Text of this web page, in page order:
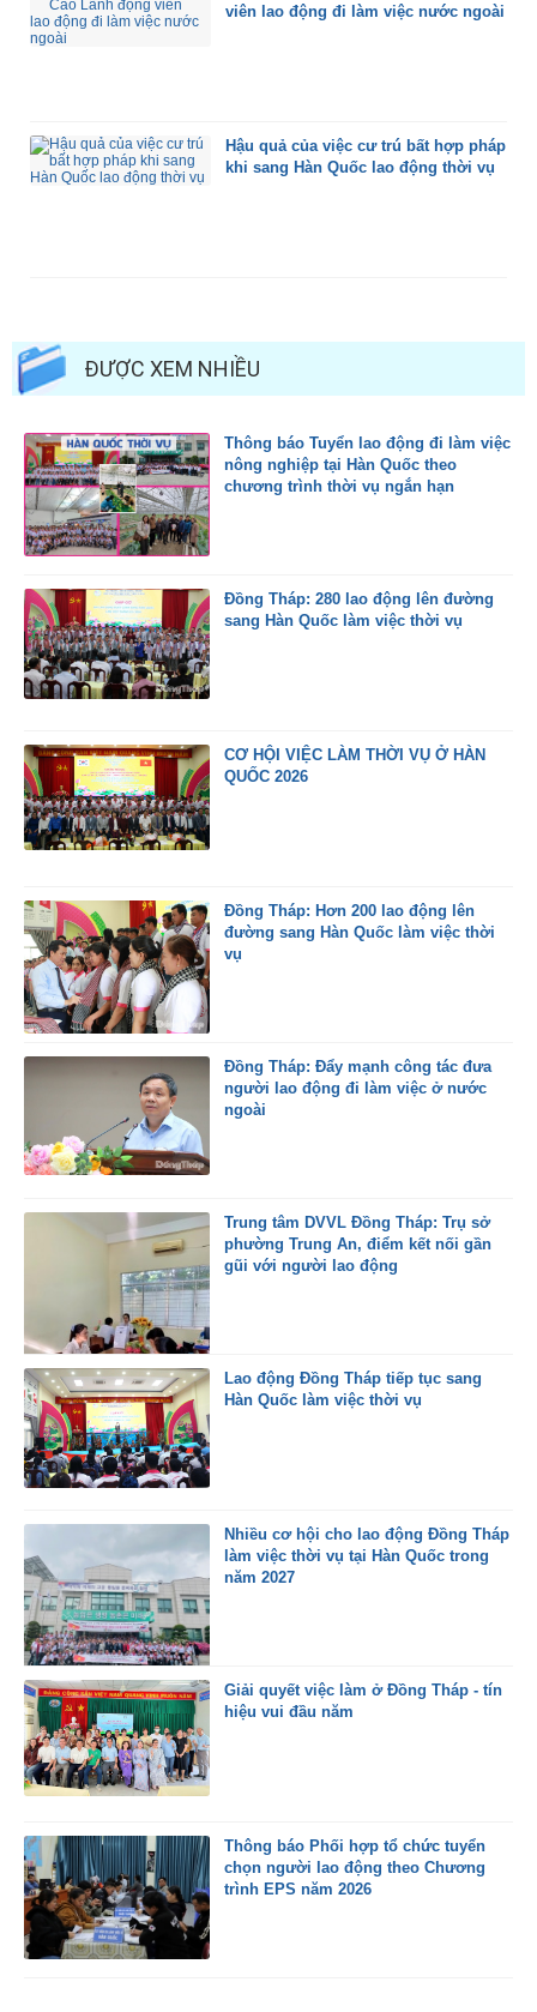
viên lao động đi làm việc nước ngoài
Hậu quả của việc cư trú bất hợp pháp
khi sang Hàn Quốc lao động thời vụ
ĐƯỢC XEM NHIỀU
Thông báo Tuyển lao động đi làm việc
nông nghiệp tại Hàn Quốc theo
chương trình thời vụ ngắn hạn
Đồng Tháp: 280 lao động lên đường
sang Hàn Quốc làm việc thời vụ
CƠ HỘI VIỆC LÀM THỜI VỤ Ở HÀN
QUỐC 2026
Đồng Tháp: Hơn 200 lao động lên
đường sang Hàn Quốc làm việc thời
vụ
Đồng Tháp: Đẩy mạnh công tác đưa
người lao động đi làm việc ở nước
ngoài
Trung tâm DVVL Đồng Tháp: Trụ sở
phường Trung An, điểm kết nối gần
gũi với người lao động
Lao động Đồng Tháp tiếp tục sang
Hàn Quốc làm việc thời vụ
Nhiều cơ hội cho lao động Đồng Tháp
làm việc thời vụ tại Hàn Quốc trong
năm 2027
Giải quyết việc làm ở Đồng Tháp - tín
hiệu vui đầu năm
Thông báo Phối hợp tổ chức tuyển
chọn người lao động theo Chương
trình EPS năm 2026